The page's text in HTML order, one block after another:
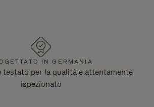
IN GERMANIA
testato per la qualità e attentamente
ispezionato